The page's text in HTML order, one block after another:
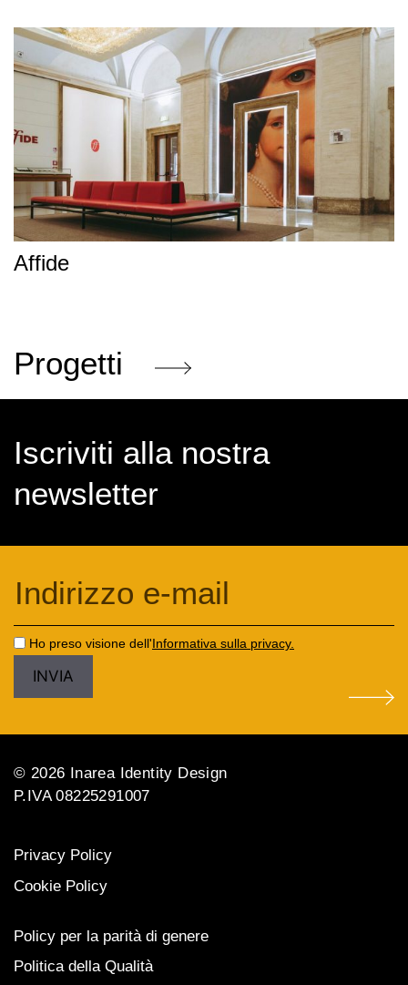
Affide
Progetti
Iscriviti alla nostra
newsletter
Ho preso visione dell'Informativa sulla privacy.
© 2026 Inarea Identity Design
P.IVA 08225291007
Privacy Policy
Cookie Policy
Policy per la parità di genere
Politica della Qualità